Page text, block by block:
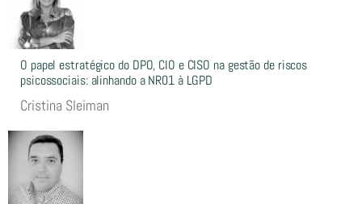
O papel estratégico do DPO, CIO e CISO na gestão de riscos
psicossociais: alinhando a NR01 à LGPD
Cristina Sleiman